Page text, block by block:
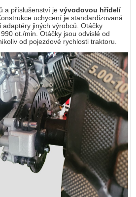
a příslušenství je vývodovou hřídelí
uchycení je standardizovaná.
jiných výrobců. Otáčky
ot./min. Otáčky jsou odvislé od
od pojezdové rychlosti traktoru.